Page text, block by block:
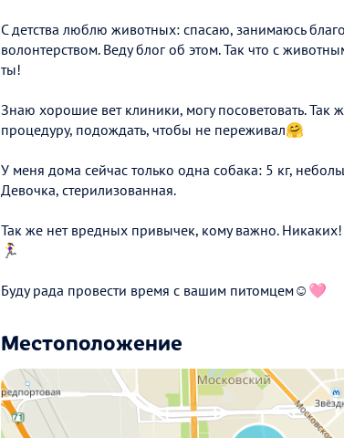
С детства люблю животных: спасаю, занимаюсь
волонтерством. Веду блог об этом. Так что с
ты!
Знаю хорошие вет клиники, могу посоветовать. Так
процедуру, подождать, чтобы не переживал🤗
У меня дома сейчас только одна собака: 5 кг,
Девочка, стерилизованная.
Так же нет вредных привычек, кому важно.
🏃‍♀️
Буду рада провести время с вашим питомцем☺🩷
Местоположение